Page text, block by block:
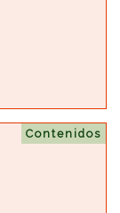
Contenidos